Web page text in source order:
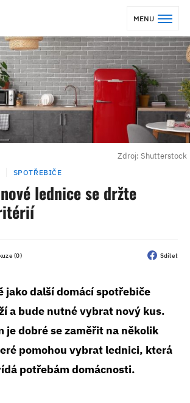
MENU
Zdroj: Shutterstock
SPOTŘEBIČE
lednice se držte
(0) Sdílet
jako další domácí spotřebiče
a bude nutné vybrat nový kus.
je dobré se zaměřit na několik
pomohou vybrat lednici, která
potřebám domácnosti.